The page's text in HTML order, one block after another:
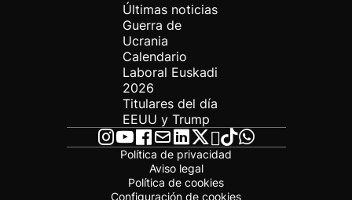
Últimas noticias
Guerra de
Ucrania
Calendario
Laboral Euskadi
2026
Titulares del día
EEUU y Trump
Política de privacidad
Aviso legal
Política de cookies
Configuración de cookies